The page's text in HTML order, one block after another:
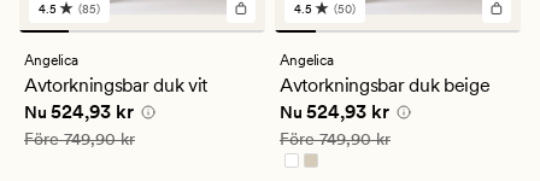
85
omdömen
med
ett
genomsnittligt
betyg
på
4.5
4.5 (85)
Angelica
Avtorkningsbar duk vit
Nuvarande pris
Nu 524,93 kr
Ordinarie pris 749,90 kr
Före749,90 kr
50
omdömen
med
ett
genomsnittligt
betyg
på
4.5
4.5 (50)
Angelica
Avtorkningsbar duk beige
Nuvarande pris
Nu 524,93 kr
Ordinarie pris 749,90 kr
Före749,90 kr